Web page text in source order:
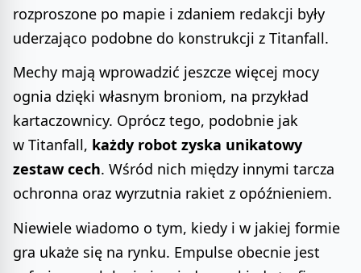
rozproszone po mapie i zdaniem redakcji były
uderzająco podobne do konstrukcji z Titanfall.
Mechy mają wprowadzić jeszcze więcej mocy
ognia dzięki własnym broniom, na przykład
kartaczownicy. Oprócz tego, podobnie jak
w Titanfall, każdy robot zyska unikatowy
zestaw cech. Wśród nich między innymi tarcza
ochronna oraz wyrzutnia rakiet z opóźnieniem.
Niewiele wiadomo o tym, kiedy i w jakiej formie
gra ukaże się na rynku. Empulse obecnie jest